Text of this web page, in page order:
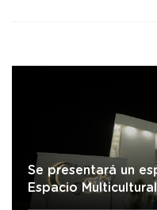
Se presentará un
Espacio